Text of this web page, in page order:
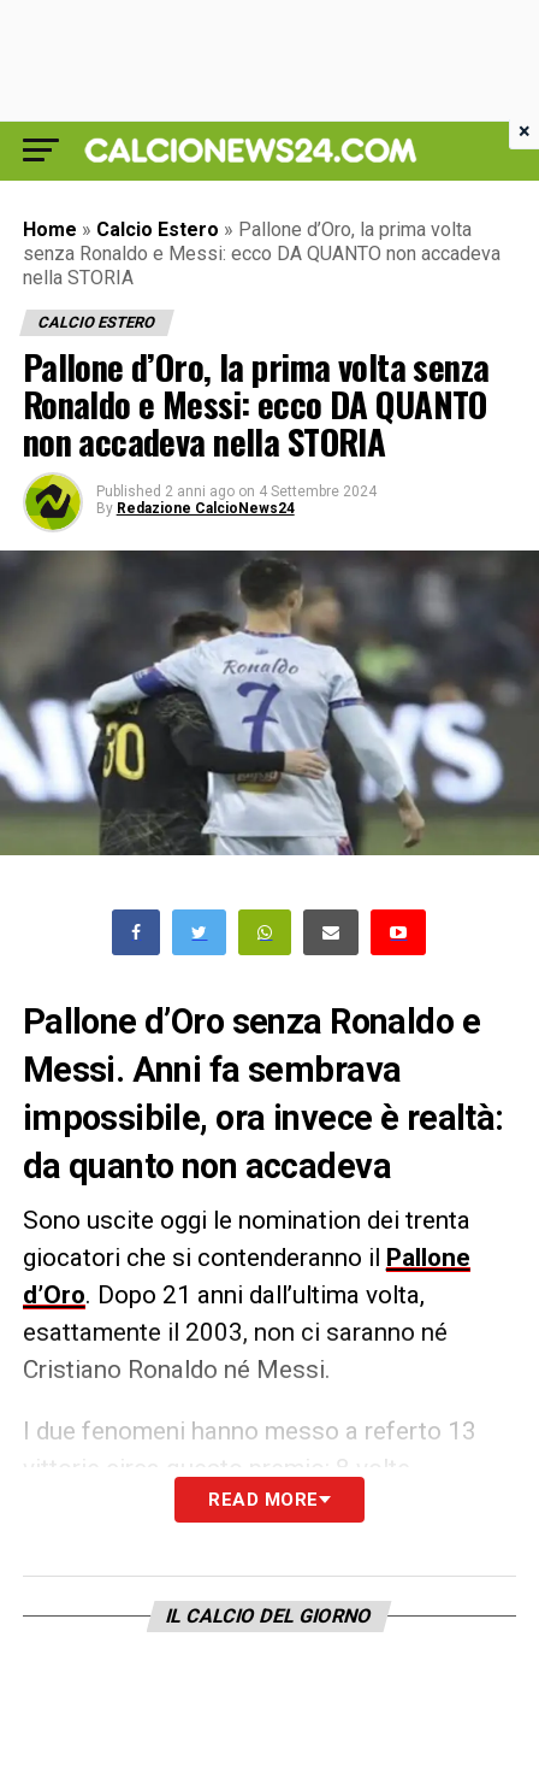
Home » Calcio Estero » Pallone d’Oro, la prima volta
senza Ronaldo e Messi: ecco DA QUANTO non accadeva
nella STORIA
CALCIO ESTERO
Pallone d’Oro, la prima volta senza
Ronaldo e Messi: ecco DA QUANTO
non accadeva nella STORIA
Published 2 anni ago on 4 Settembre 2024
By Redazione CalcioNews24
Pallone d’Oro senza Ronaldo e
Messi. Anni fa sembrava
impossibile, ora invece è realtà:
da quanto non accadeva
Sono uscite oggi le nomination dei trenta
giocatori che si contenderanno il Pallone
d’Oro. Dopo 21 anni dall’ultima volta,
esattamente il 2003, non ci saranno né
Cristiano Ronaldo né Messi.
I due fenomeni hanno messo a referto 13
vittorie circa questo premio: 8 volte
l’argentino o 5 il lusitano. Insomma, si può
adesso siamo pronti a goderci la nuova
epoca.
READ MORE
IL CALCIO DEL GIORNO
×